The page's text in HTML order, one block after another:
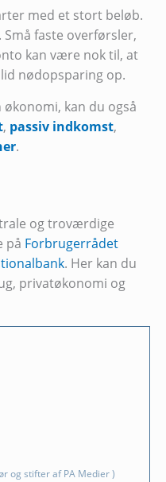
med et stort beløb.
faste overførsler,
kan være nok til, at
nødopsparing op.
kan du også
, passiv indkomst,
.
og troværdige
på Forbrugerrådet
. Her kan du
privatøkonomi og
og stifter af PA Medier)